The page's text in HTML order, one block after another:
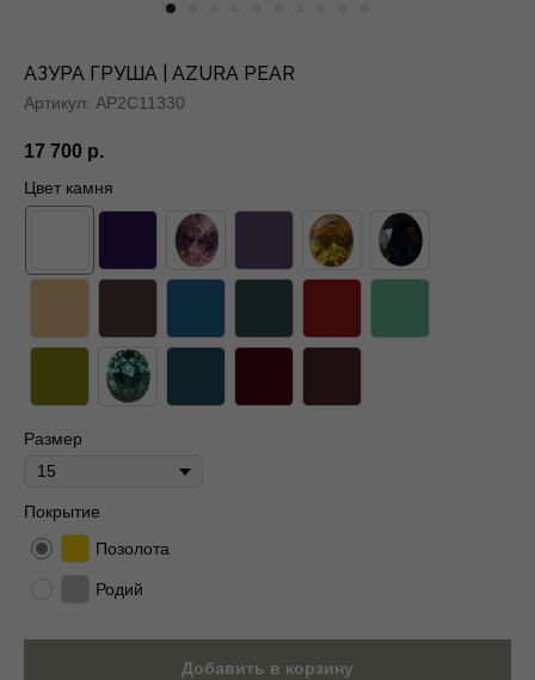
АЗУРА ГРУША | AZURA PEAR
Артикул: AP2C11330
17 700 р.
Цвет камня
Размер
Покрытие
Позолота
Родий
Добавить в корзину